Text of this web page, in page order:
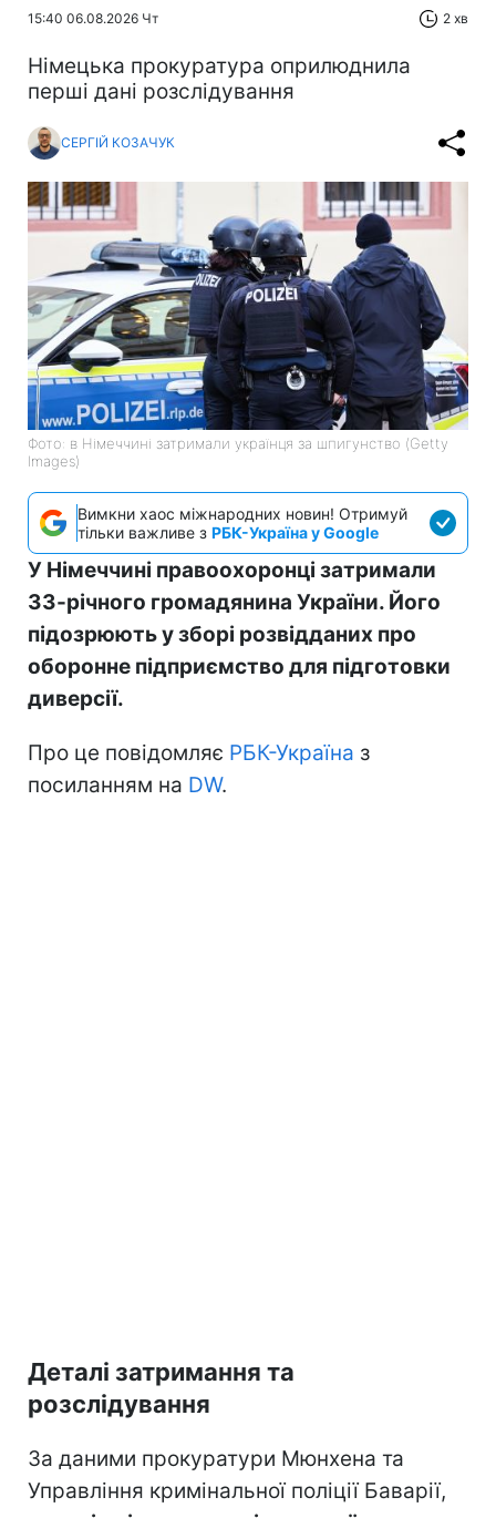
15:40 06.08.2026 Чт 2 хв
Німецька прокуратура оприлюднила
перші дані розслідування
СЕРГІЙ КОЗАЧУК
Фото: в Німеччині затримали українця за шпигунство (Getty
Images)
Вимкни хаос міжнародних новин! Отримуй
тільки важливе з РБК-Україна у Google
У Німеччині правоохоронці затримали
33-річного громадянина України. Його
підозрюють у зборі розвідданих про
оборонне підприємство для підготовки
диверсії.
Про це повідомляє РБК-Україна з
посиланням на DW.
Деталі затримання та
розслідування
За даними прокуратури Мюнхена та
Управління кримінальної поліції Баварії,